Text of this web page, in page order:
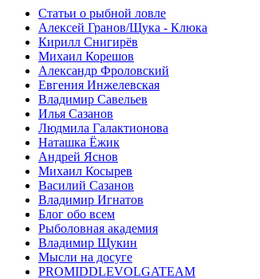
Статьи о рыбной ловле
Алексей Гранов/Щука - Клюка
Кирилл Снигирёв
Михаил Корешов
Александр Фроловский
Евгения Инжелевская
Владимир Савельев
Илья Сазанов
Людмила Галактионова
Наташка Ёжик
Андрей Яснов
Михаил Косырев
Василий Сазанов
Владимир Игнатов
Блог обо всем
Рыболовная академия
Владимир Щукин
Мысли на досуге
PROMIDDLEVOLGATEAM